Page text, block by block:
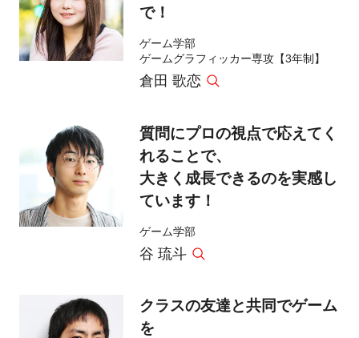
で！
ゲーム学部
ゲームグラフィッカー専攻【3年制】
倉田 歌恋
質問にプロの視点で応えてく
れることで、
大きく成長できるのを実感し
ています！
ゲーム学部
谷 琉斗
クラスの友達と共同でゲーム
を